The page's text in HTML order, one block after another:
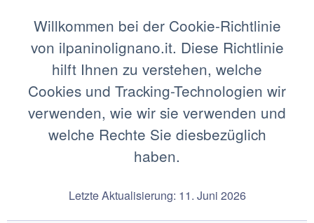
Willkommen bei der Cookie-Richtlinie
von ilpaninolignano.it. Diese Richtlinie
hilft Ihnen zu verstehen, welche
Cookies und Tracking-Technologien wir
verwenden, wie wir sie verwenden und
welche Rechte Sie diesbezüglich
haben.
Letzte Aktualisierung: 11. Juni 2026